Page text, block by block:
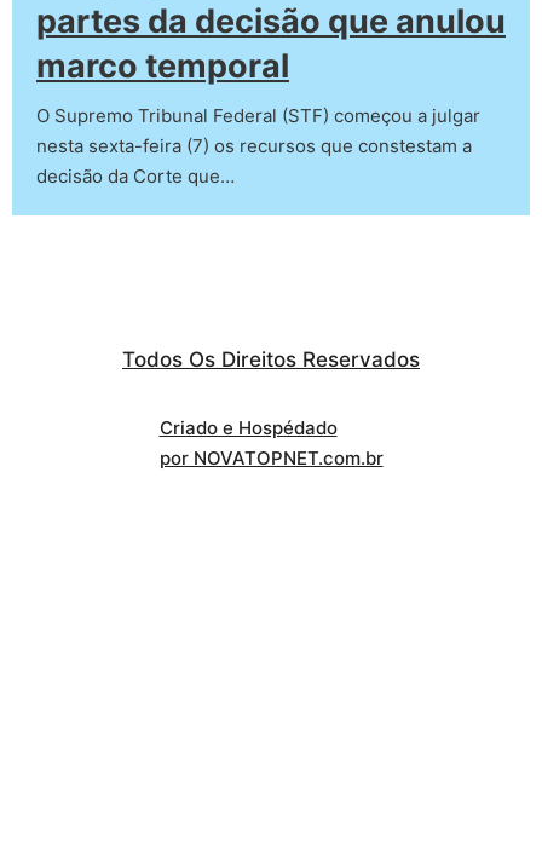
partes da decisão que anulou
marco temporal
O Supremo Tribunal Federal (STF) começou a julgar
nesta sexta-feira (7) os recursos que constestam a
decisão da Corte que…
Todos Os Direitos Reservados
Criado e Hospédado
por NOVATOPNET.com.br